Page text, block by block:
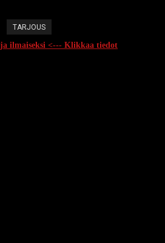
TARJOUS
ilmaiseksi <--- Klikkaa tiedot